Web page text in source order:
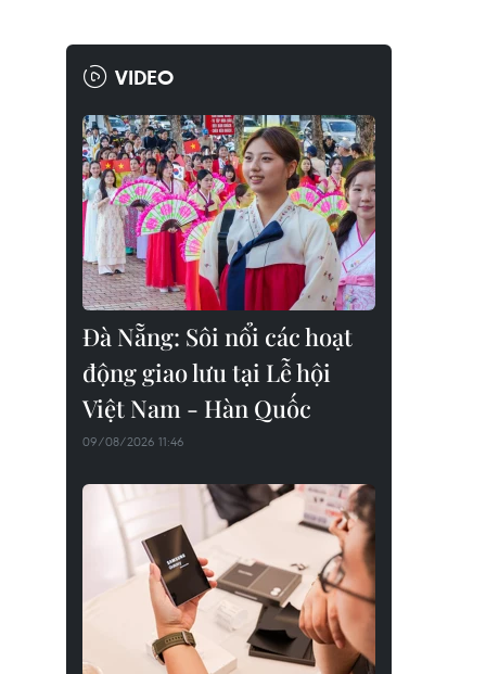
VIDEO
Đà Nẵng: Sôi nổi các hoạt
động giao lưu tại Lễ hội
Việt Nam - Hàn Quốc
09/08/2026 11:46